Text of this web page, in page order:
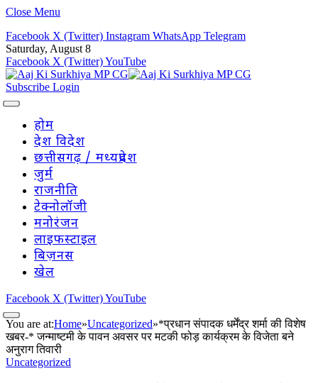
Close Menu
Facebook X (Twitter) Instagram WhatsApp Telegram
Saturday, August 8
Facebook X (Twitter)YouTube
Subscribe Login
होम
देश विदेश
छत्तीसगढ़ / मध्यप्रदेश
जुर्म
राजनीति
टेक्नोलॉजी
मनोरंजन
लाइफस्टाइल
बिज़नस
खेल
Facebook X (Twitter)YouTube
You are at:Home»Uncategorized»­*प्रधान संपादक धर्मेंद्र शर्मा की विशेष
खबर-* जन्माष्टमी के पावन अवसर पर मटकी फोड़ कार्यक्रम के विजेता बने
अनुराग तिवारी
Uncategorized